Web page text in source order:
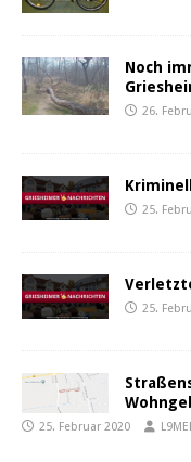
Noch
26.
25.
25.
25. Februar 2020